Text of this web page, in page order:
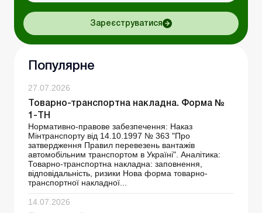
Зареєструватися
Популярне
27.07.2026
Товарно-транспортна накладна. Форма №
1-ТН
Нормативно-правове забезпечення: Наказ
Мінтранспорту від 14.10.1997 № 363 "Про
затвердження Правил перевезень вантажів
автомобільним транспортом в Україні". Аналітика:
Товарно-транспортна накладна: заповнення,
відповідальність, ризики Нова форма товарно-
транспортної накладної...
14.07.2026